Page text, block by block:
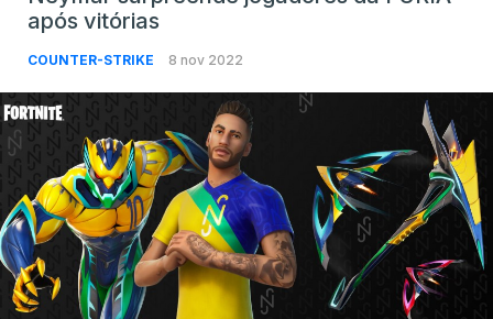
após vitórias
COUNTER-STRIKE 8 nov 2022